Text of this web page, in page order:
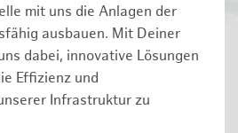
mit uns die Anlagen der
ausbauen. Mit Deiner
dabei, innovative Lösungen
Effizienz und
Infrastruktur zu